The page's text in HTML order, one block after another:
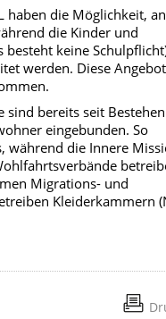
haben die Möglichkeit, an
die Kinder und
besteht keine
werden. Diese
bereits seit
eingebunden. So
während die Innere
Migrations- und
Kleiderkammern